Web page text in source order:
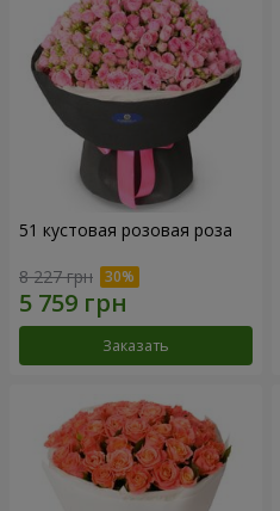
51 кустовая розовая роза
8 227 грн
Заказать